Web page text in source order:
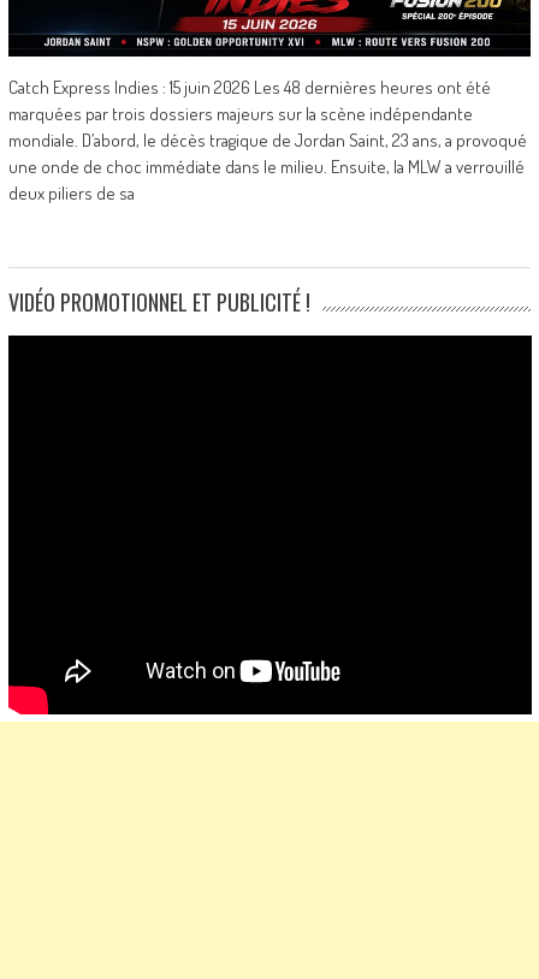
Catch Express Indies : 15 juin 2026 Les 48 dernières heures ont été
marquées par trois dossiers majeurs sur la scène indépendante
mondiale. D’abord, le décès tragique de Jordan Saint, 23 ans, a provoqué
une onde de choc immédiate dans le milieu. Ensuite, la MLW a verrouillé
deux piliers de sa
VIDÉO PROMOTIONNEL ET PUBLICITÉ !